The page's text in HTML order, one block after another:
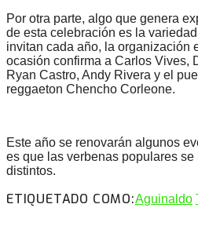
Por otra parte, algo que genera
de esta celebración es la
invitan cada año, la organización
ocasión confirma a Carlos Vives,
Ryan Castro, Andy Rivera y el
reggaeton Chencho Corleone.
Este año se renovarán algunos
es que las verbenas populares
distintos.
ETIQUETADO COMO:Aguinaldo